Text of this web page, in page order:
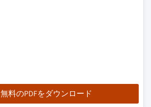
無料のPDFをダウンロード